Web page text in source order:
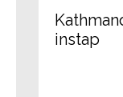
instap